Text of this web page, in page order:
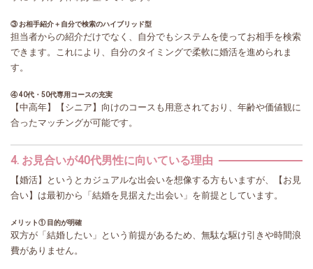
③ お相手紹介＋自分で検索のハイブリッド型
担当者からの紹介だけでなく、自分でもシステムを使ってお相手を検索
できます。これにより、自分のタイミングで柔軟に婚活を進められま
す。
④ 40代・50代専用コースの充実
【中高年】【シニア】向けのコースも用意されており、年齢や価値観に
合ったマッチングが可能です。
4. お見合いが40代男性に向いている理由
【婚活】というとカジュアルな出会いを想像する方もいますが、【お見
合い】は最初から「結婚を見据えた出会い」を前提としています。
メリット① 目的が明確
双方が「結婚したい」という前提があるため、無駄な駆け引きや時間浪
費がありません。